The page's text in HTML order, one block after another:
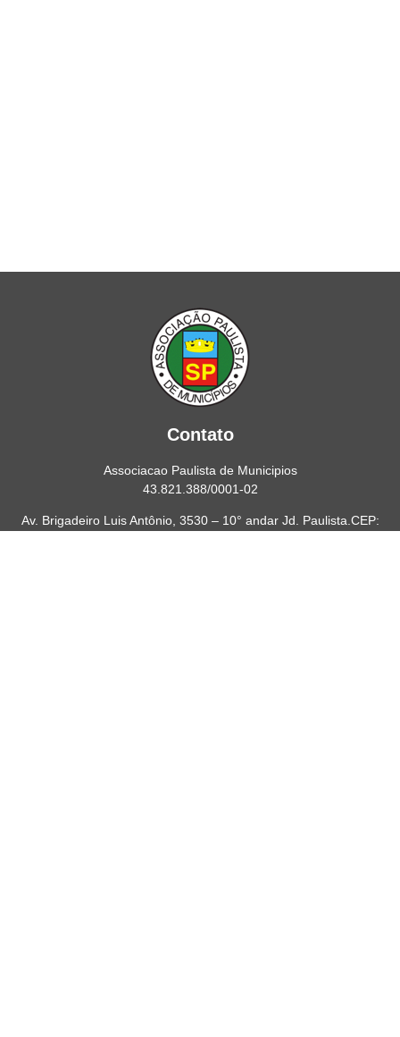
Contato
Associacao Paulista de Municipios
43.821.388/0001-02
Av. Brigadeiro Luis Antônio, 3530 – 10° andar Jd. Paulista.CEP: